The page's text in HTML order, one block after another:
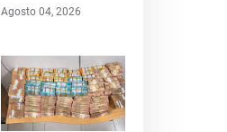
Agosto 04, 2026